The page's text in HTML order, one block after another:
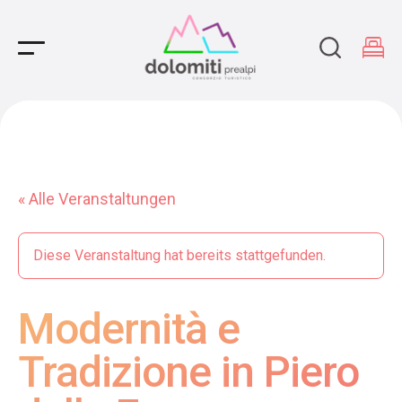
Main Navigation
« Alle Veranstaltungen
Diese Veranstaltung hat bereits stattgefunden.
Modernità e
Tradizione in Piero